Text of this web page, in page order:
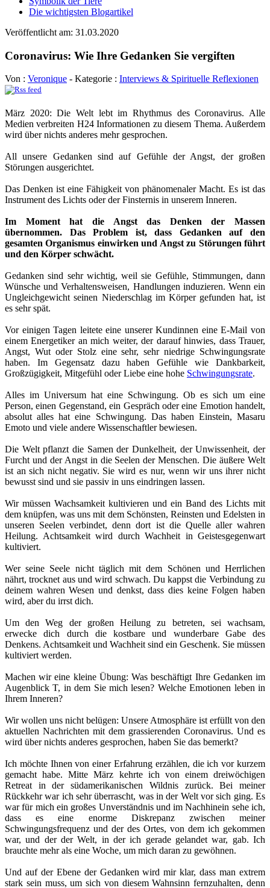
Die wichtigsten Blogartikel
Veröffentlicht am: 31.03.2020
Coronavirus: Wie Ihre Gedanken Sie vergiften
Von : Veronique - Kategorie : Interviews & Spirituelle Reflexionen
März 2020: Die Welt lebt im Rhythmus des Coronavirus. Alle
Medien verbreiten H24 Informationen zu diesem Thema. Außerdem
wird über nichts anderes mehr gesprochen.
All unsere Gedanken sind auf Gefühle der Angst, der großen
Störungen ausgerichtet.
Das Denken ist eine Fähigkeit von phänomenaler Macht. Es ist das
Instrument des Lichts oder der Finsternis in unserem Inneren.
Im Moment hat die Angst das Denken der Massen
übernommen. Das Problem ist, dass Gedanken auf den
gesamten Organismus einwirken und Angst zu Störungen führt
und den Körper schwächt.
Gedanken sind sehr wichtig, weil sie Gefühle, Stimmungen, dann
Wünsche und Verhaltensweisen, Handlungen induzieren. Wenn ein
Ungleichgewicht seinen Niederschlag im Körper gefunden hat, ist
es sehr spät.
Vor einigen Tagen leitete eine unserer Kundinnen eine E-Mail von
einem Energetiker an mich weiter, der darauf hinwies, dass Trauer,
Angst, Wut oder Stolz eine sehr, sehr niedrige Schwingungsrate
haben. Im Gegensatz dazu haben Gefühle wie Dankbarkeit,
Großzügigkeit, Mitgefühl oder Liebe eine hohe Schwingungsrate.
Alles im Universum hat eine Schwingung. Ob es sich um eine
Person, einen Gegenstand, ein Gespräch oder eine Emotion handelt,
absolut alles hat eine Schwingung. Das haben Einstein, Masaru
Emoto und viele andere Wissenschaftler bewiesen.
Die Welt pflanzt die Samen der Dunkelheit, der Unwissenheit, der
Furcht und der Angst in die Seelen der Menschen. Die äußere Welt
ist an sich nicht negativ. Sie wird es nur, wenn wir uns ihrer nicht
bewusst sind und sie passiv in uns eindringen lassen.
Wir müssen Wachsamkeit kultivieren und ein Band des Lichts mit
dem knüpfen, was uns mit dem Schönsten, Reinsten und Edelsten in
unseren Seelen verbindet, denn dort ist die Quelle aller wahren
Heilung. Achtsamkeit wird durch Wachheit in Geistesgegenwart
kultiviert.
Wer seine Seele nicht täglich mit dem Schönen und Herrlichen
nährt, trocknet aus und wird schwach. Du kappst die Verbindung zu
deinem wahren Wesen und denkst, dass dies keine Folgen haben
wird, aber du irrst dich.
Um den Weg der großen Heilung zu betreten, sei wachsam,
erwecke dich durch die kostbare und wunderbare Gabe des
Denkens. Achtsamkeit und Wachheit sind ein Geschenk. Sie müssen
kultiviert werden.
Machen wir eine kleine Übung: Was beschäftigt Ihre Gedanken im
Augenblick T, in dem Sie mich lesen? Welche Emotionen leben in
Ihrem Inneren?
Wir wollen uns nicht belügen: Unsere Atmosphäre ist erfüllt von den
aktuellen Nachrichten mit dem grassierenden Coronavirus. Und es
wird über nichts anderes gesprochen, haben Sie das bemerkt?
Ich möchte Ihnen von einer Erfahrung erzählen, die ich vor kurzem
gemacht habe. Mitte März kehrte ich von einem dreiwöchigen
Retreat in der südamerikanischen Wildnis zurück. Bei meiner
Rückkehr war ich sehr überrascht, was in der Welt vor sich ging. Es
war für mich ein großes Unverständnis und im Nachhinein sehe ich,
dass es eine enorme Diskrepanz zwischen meiner
Schwingungsfrequenz und der des Ortes, von dem ich gekommen
war, und der der Welt, in der ich gerade gelandet war, gab. Ich
brauchte mehr als eine Woche, um mich daran zu gewöhnen.
Und auf der Ebene der Gedanken wird mir klar, dass man extrem
stark sein muss, um sich von diesem Wahnsinn fernzuhalten, denn